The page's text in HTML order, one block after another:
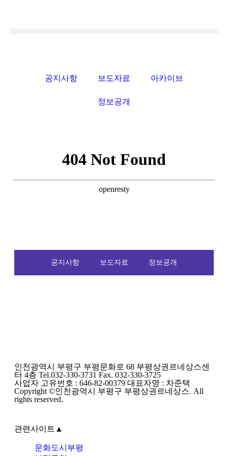
공지사항 보도자료 아카이브
정보공개
공지사항 보도자료 정보공개
인천광역시 부평구 부평문화로 68 부평상권르네상스센
터 4층 Tel.032-330-3731 Fax. 032-330-3725
사업자 고유번호 : 646-82-00379 대표자명 : 차준택
Copyright ©인천광역시 부평구 부평상권르네상스. All
rights reserved.
관련사이트 ▲
문화도시부평